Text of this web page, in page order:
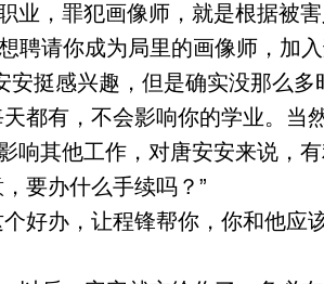
，罪犯画像师，就是根据被
聘请你成为局里的画像师，加
挺感兴趣，但是确实没那么多
都有，不会影响你的学业。当
其他工作，对唐安安来说，有
要办什么手续吗？”
好办，让程锋帮你，你和他应